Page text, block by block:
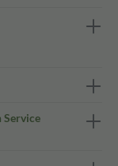
Service